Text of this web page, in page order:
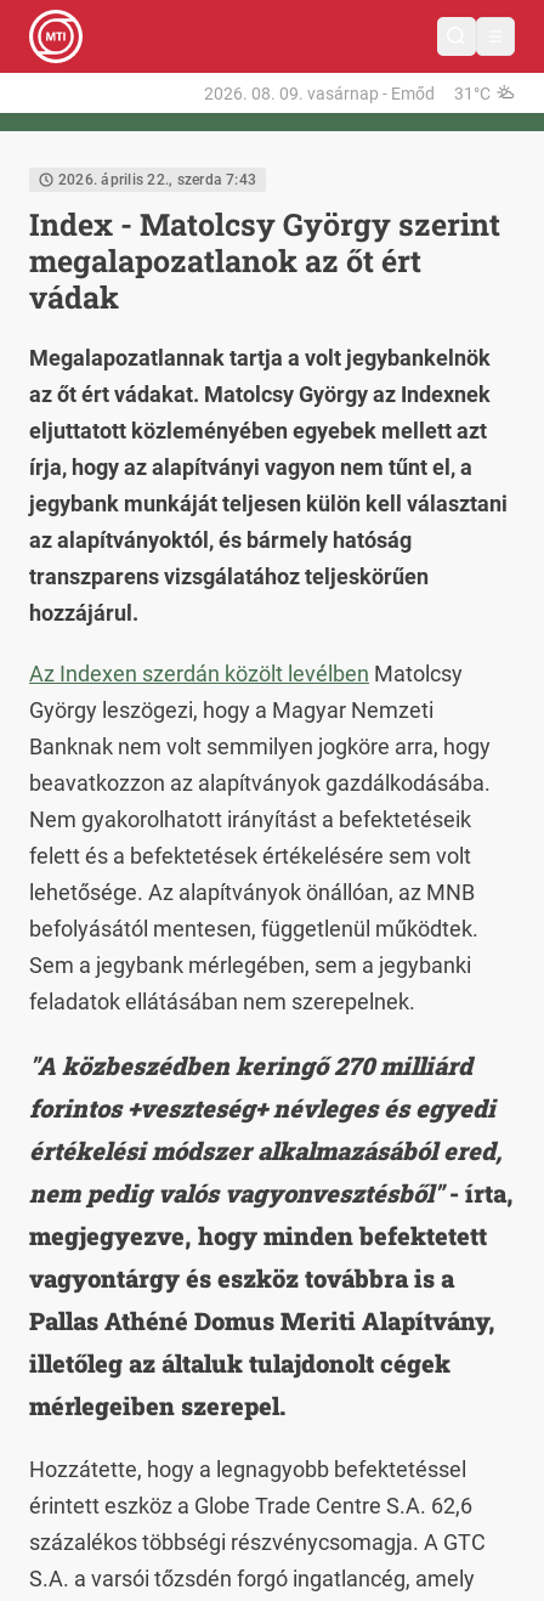
2026. 08. 09. vasárnap - Emőd 31°C
2026. április 22., szerda 7:43
Index - Matolcsy György szerint
megalapozatlanok az őt ért
vádak
Megalapozatlannak tartja a volt jegybankelnök
az őt ért vádakat. Matolcsy György az Indexnek
eljuttatott közleményében egyebek mellett azt
írja, hogy az alapítványi vagyon nem tűnt el, a
jegybank munkáját teljesen külön kell választani
az alapítványoktól, és bármely hatóság
transzparens vizsgálatához teljeskörűen
hozzájárul.
Az Indexen szerdán közölt levélben Matolcsy
György leszögezi, hogy a Magyar Nemzeti
Banknak nem volt semmilyen jogköre arra, hogy
beavatkozzon az alapítványok gazdálkodásába.
Nem gyakorolhatott irányítást a befektetéseik
felett és a befektetések értékelésére sem volt
lehetősége. Az alapítványok önállóan, az MNB
befolyásától mentesen, függetlenül működtek.
Sem a jegybank mérlegében, sem a jegybanki
feladatok ellátásában nem szerepelnek.
"A közbeszédben keringő 270 milliárd
forintos +veszteség+ névleges és egyedi
értékelési módszer alkalmazásából ered,
nem pedig valós vagyonvesztésből"- írta,
megjegyezve, hogy minden befektetett
vagyontárgy és eszköz továbbra is a
Pallas Athéné Domus Meriti Alapítvány,
illetőleg az általuk tulajdonolt cégek
mérlegeiben szerepel.
Hozzátette, hogy a legnagyobb befektetéssel
érintett eszköz a Globe Trade Centre S.A. 62,6
százalékos többségi részvénycsomagja. A GTC
S.A. a varsói tőzsdén forgó ingatlancég, amely